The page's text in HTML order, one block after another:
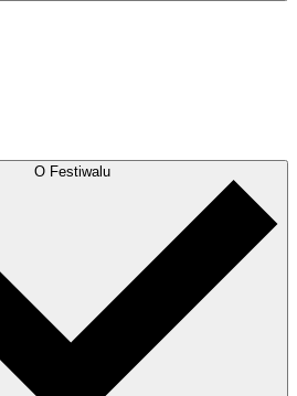
O Festiwalu